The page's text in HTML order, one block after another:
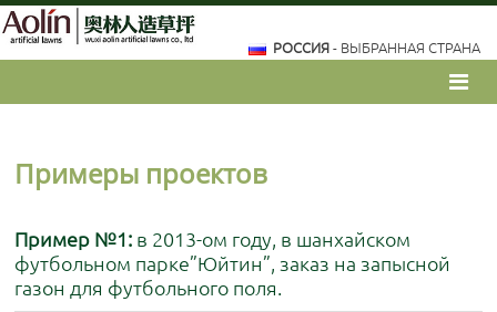
РОССИЯ - ВЫБРАННАЯ СТРАНА
Примеры проектов
Пример №1: в 2013-ом году, в шанхайском
футбольном парке”Юйтин”, заказ на запысной
газон для футбольного поля.